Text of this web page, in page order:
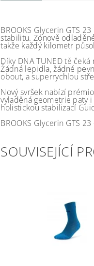
BROOKS Glycerin GTS
stabilitu. Zónově
takže každý kilometr
Díky DNA TUNED tě
Žádná lepidla, žádné
obout, a superrychlou
Nový svršek nabízí
vyladěná geometrie paty
holistickou stabilizací
BROOKS Glycerin GTS
SOUVISEJÍCÍ